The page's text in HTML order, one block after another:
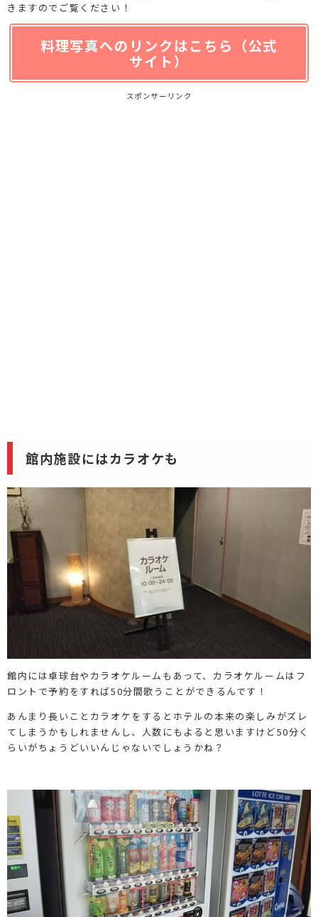
きますのでご覧ください！
料理写真へのリンクはこちら（公式
サイト）
スポンサーリンク
館内施設にはカラオケも
館内には卓球台やカラオケルームもあって、カラオケルームはフ
ロントで予約をすれば50分間歌うことができるんです！
あんまり長いことカラオケをするとホテルの本来の楽しみがズレ
てしまうかもしれませんし、人数にもよると思いますけど50分く
らいがちょうどいいんじゃないでしょうかね？